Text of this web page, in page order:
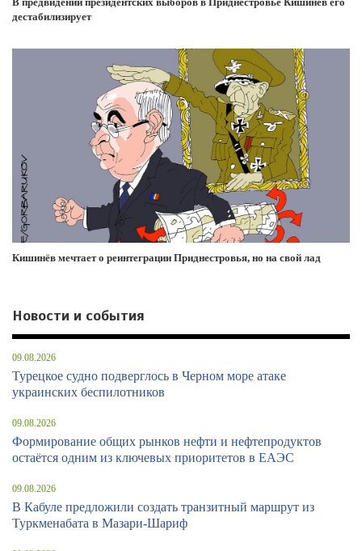
дестабилизирует
Кишинёв мечтает о реинтеграции Приднестровья, но на свой лад
Новости и события
09.08.2026
Турецкое судно подверглось в Черном море атаке
украинских беспилотников
09.08.2026
Формирование общих рынков нефти и нефтепродуктов
остаётся одним из ключевых приоритетов в ЕАЭС
09.08.2026
В Кабуле предложили создать транзитный маршрут из
Туркменабата в Мазари-Шариф